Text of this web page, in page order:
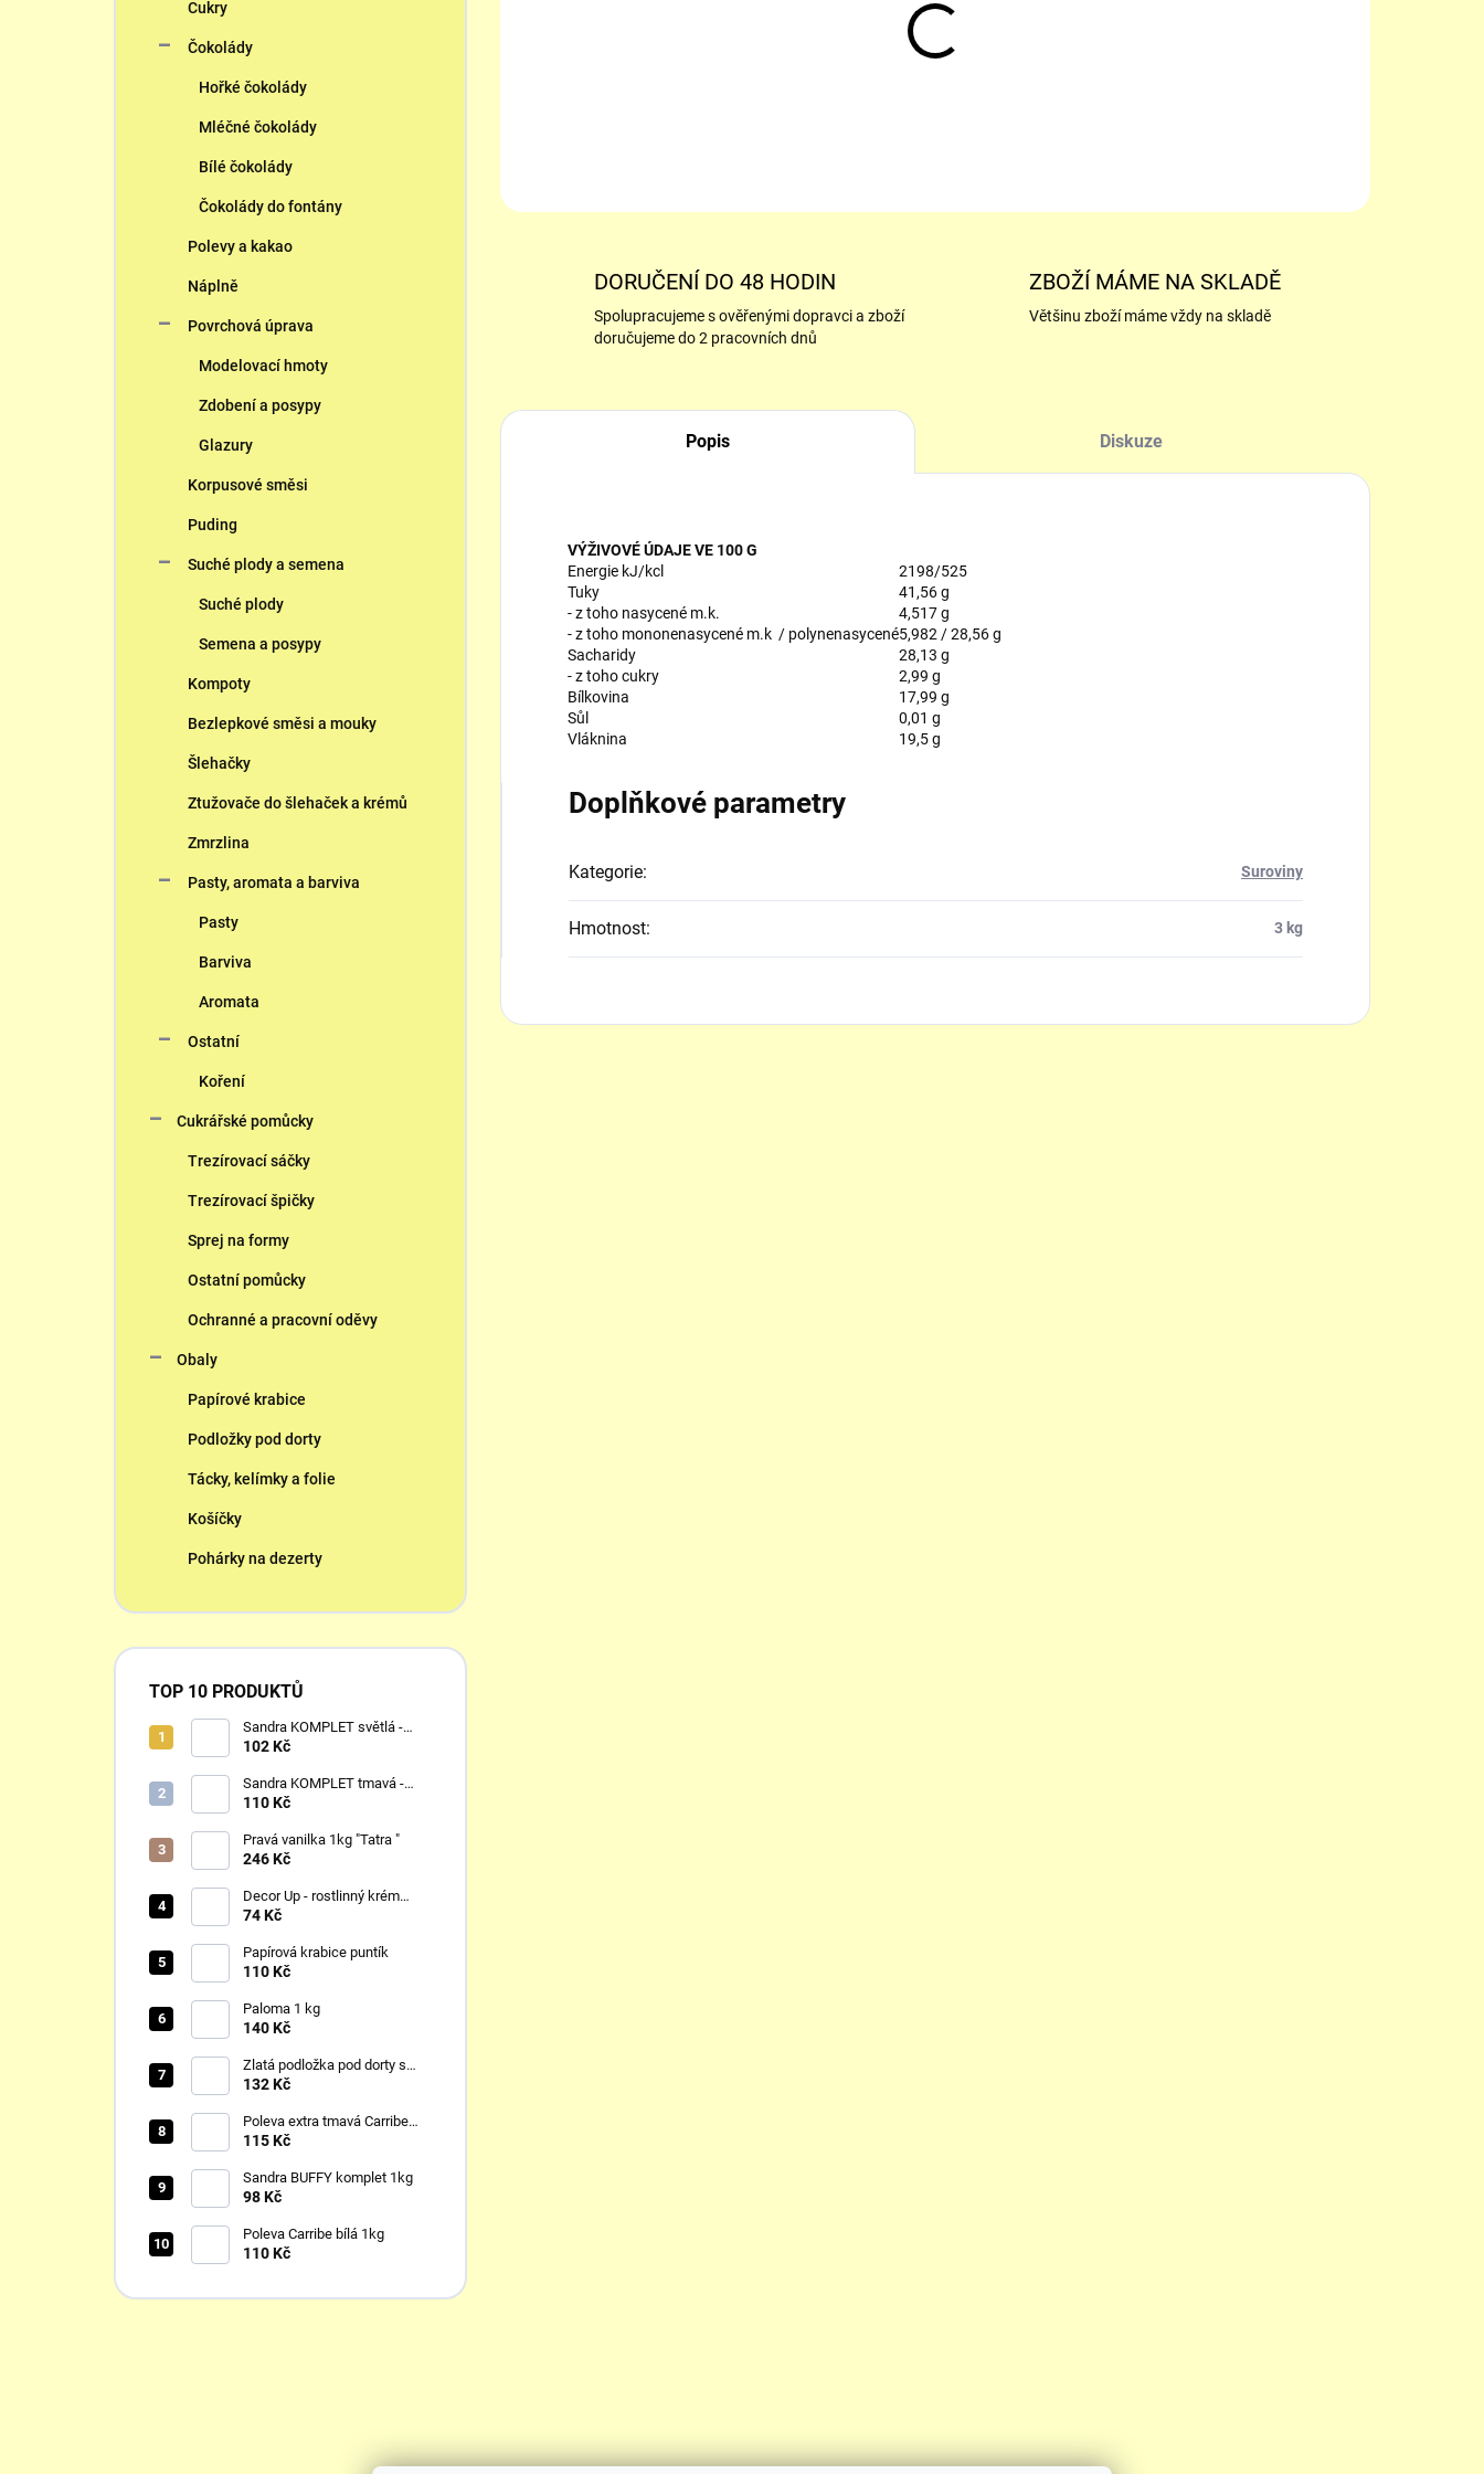
Cukry
Čokolády
Hořké čokolády
Mléčné čokolády
Bílé čokolády
Čokolády do fontány
Polevy a kakao
Náplně
Povrchová úprava
Modelovací hmoty
Zdobení a posypy
Glazury
Korpusové směsi
Puding
Suché plody a semena
Suché plody
Semena a posypy
Kompoty
Bezlepkové směsi a mouky
Šlehačky
Ztužovače do šlehaček a krémů
Zmrzlina
Pasty, aromata a barviva
Pasty
Barviva
Aromata
Ostatní
Koření
Cukrářské pomůcky
Trezírovací sáčky
Trezírovací špičky
Sprej na formy
Ostatní pomůcky
Ochranné a pracovní oděvy
Obaly
Papírové krabice
Podložky pod dorty
Tácky, kelímky a folie
Košíčky
Pohárky na dezerty
TOP 10 PRODUKTŮ
Sandra KOMPLET světlá -
dortové korpusy 1 kg
102 Kč
Sandra KOMPLET tmavá -
dortové korpusy 1 kg
110 Kč
Pravá vanilka 1kg "Tatra "
246 Kč
Decor Up - rostlinný krém
slazený 1 L
74 Kč
Papírová krabice puntík
110 Kč
Paloma 1 kg
140 Kč
Zlatá podložka pod dorty s
lemem
132 Kč
Poleva extra tmavá Carribe
1kg
115 Kč
Sandra BUFFY komplet 1kg
98 Kč
Poleva Carribe bílá 1kg
110 Kč
DORUČENÍ DO 48 HODIN
Spolupracujeme s ověřenými dopravci a zboží
doručujeme do 2 pracovních dnů
ZBOŽÍ MÁME NA SKLADĚ
Většinu zboží máme vždy na skladě
Popis Diskuze
VÝŽIVOVÉ ÚDAJE VE 100 G
Energie kJ/kcl
2198/525
Tuky
41,56 g
- z toho nasycené m.k.
4,517 g
- z toho mononenasycené m.k / polynenasycené5,982 / 28,56 g
Sacharidy
28,13 g
- z toho cukry
2,99 g
Bílkovina
17,99 g
Sůl
0,01 g
Vláknina
19,5 g
Doplňkové parametry
Kategorie: Suroviny
Hmotnost: 3 kg